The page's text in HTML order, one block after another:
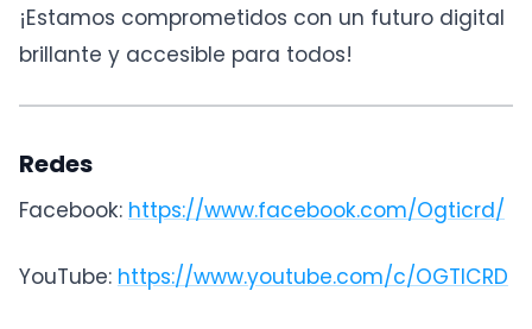
¡Estamos comprometidos con un futuro digital
brillante y accesible para todos!
Redes
Facebook: https://www.facebook.com/Ogticrd/
YouTube: https://www.youtube.com/c/OGTICRD